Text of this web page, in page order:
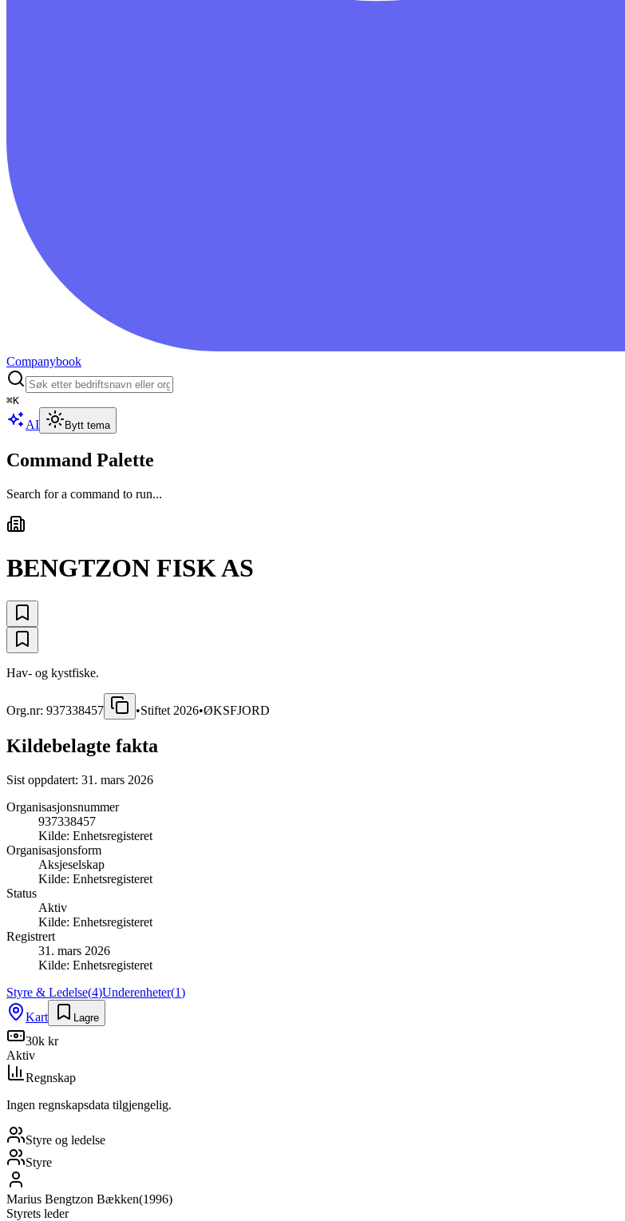
Companybook
⌘K
AI Bytt tema
Command Palette
Search for a command to run...
BENGTZON FISK AS
Hav- og kystfiske.
Org.nr: 937338457 •Stiftet 2026•ØKSFJORD
Kildebelagte fakta
Sist oppdatert: 31. mars 2026
Organisasjonsnummer
937338457
Kilde: Enhetsregisteret
Organisasjonsform
Aksjeselskap
Kilde: Enhetsregisteret
Status
Aktiv
Kilde: Enhetsregisteret
Registrert
31. mars 2026
Kilde: Enhetsregisteret
Styre & Ledelse(4)Underenheter(1)
Kart
Lagre
30k kr
Aktiv
Regnskap
Ingen regnskapsdata tilgjengelig.
Styre og ledelse
Styre
Marius Bengtzon Bækken(1996)
Styrets leder